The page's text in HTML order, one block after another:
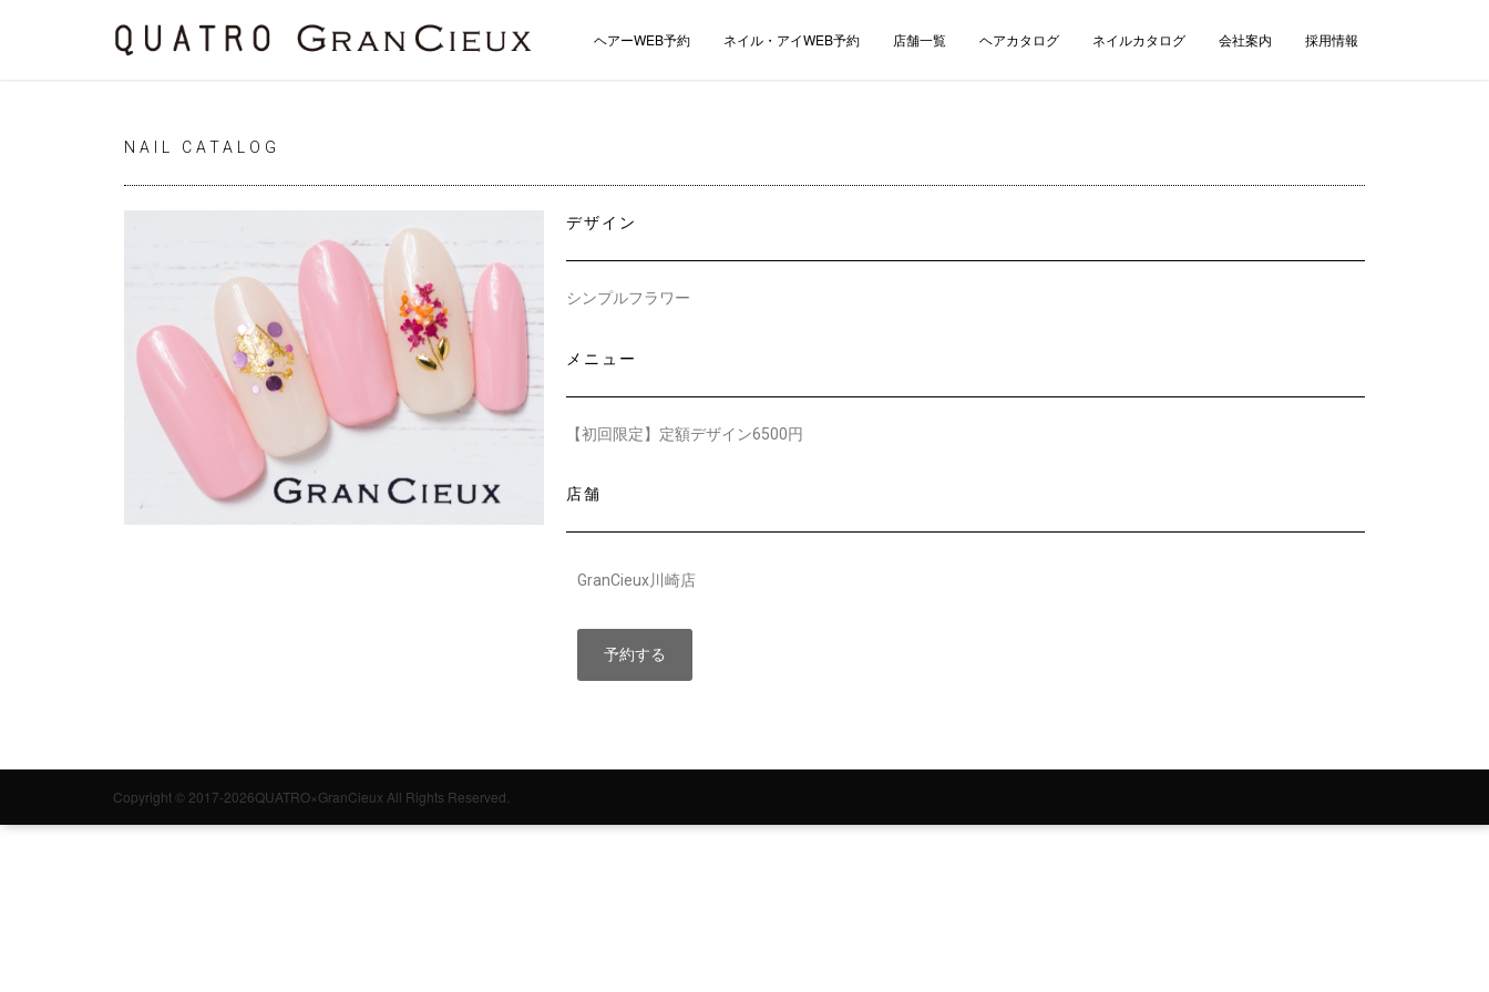
ヘアーWEB予約 ネイル・アイWEB予約 店舗一覧 ヘアカタログ ネイルカタログ 会社案内 採用情報
NAIL CATALOG
デザイン
シンプルフラワー
メニュー
【初回限定】定額デザイン6500円
店舗
GranCieux川崎店
予約する
Copyright © 2017-2026QUATRO×GranCieux All Rights Reserved.